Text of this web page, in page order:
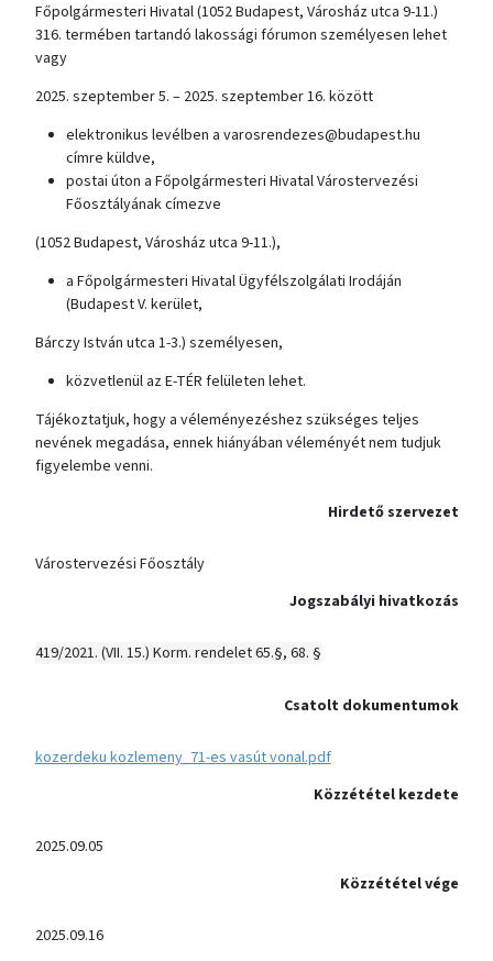
Főpolgármesteri Hivatal (1052 Budapest, Városház utca 9-11.)
316. termében tartandó lakossági fórumon személyesen lehet
vagy
2025. szeptember 5. – 2025. szeptember 16. között
elektronikus levélben a varosrendezes@budapest.hu
címre küldve,
postai úton a Főpolgármesteri Hivatal Várostervezési
Főosztályának címezve
(1052 Budapest, Városház utca 9-11.),
a Főpolgármesteri Hivatal Ügyfélszolgálati Irodáján
(Budapest V. kerület,
Bárczy István utca 1-3.) személyesen,
közvetlenül az E-TÉR felületen lehet.
Tájékoztatjuk, hogy a véleményezéshez szükséges teljes
nevének megadása, ennek hiányában véleményét nem tudjuk
figyelembe venni.
Hirdető szervezet
Várostervezési Főosztály
Jogszabályi hivatkozás
419/2021. (VII. 15.) Korm. rendelet 65.§, 68. §
Csatolt dokumentumok
kozerdeku kozlemeny_71-es vasút vonal.pdf
Közzététel kezdete
2025.09.05
Közzététel vége
2025.09.16